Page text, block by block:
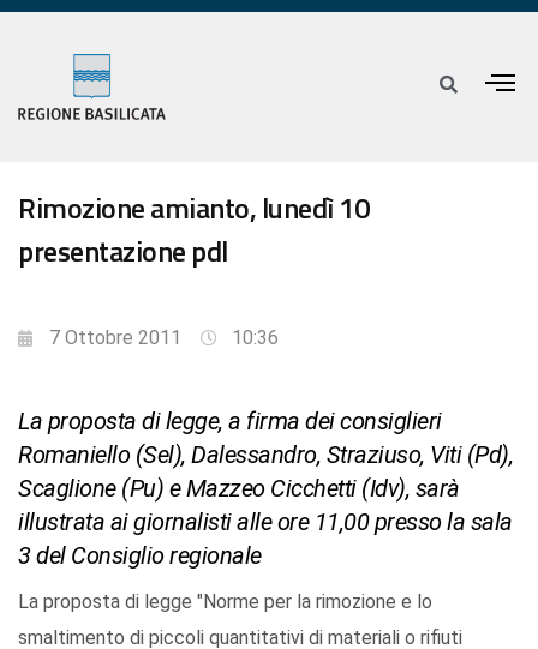
Rimozione amianto, lunedì 10
presentazione pdl
7 Ottobre 2011 10:36
La proposta di legge, a firma dei consiglieri
Romaniello (Sel), Dalessandro, Straziuso, Viti (Pd),
Scaglione (Pu) e Mazzeo Cicchetti (Idv), sarà
illustrata ai giornalisti alle ore 11,00 presso la sala
3 del Consiglio regionale
La proposta di legge "Norme per la rimozione e lo
smaltimento di piccoli quantitativi di materiali o rifiuti